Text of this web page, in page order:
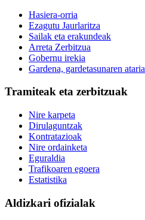
Hasiera-orria
Ezagutu Jaurlaritza
Sailak eta erakundeak
Arreta Zerbitzua
Gobernu irekia
Gardena, gardetasunaren ataria
Tramiteak eta zerbitzuak
Nire karpeta
Dirulaguntzak
Kontratazioak
Nire ordainketa
Eguraldia
Trafikoaren egoera
Estatistika
Aldizkari ofizialak